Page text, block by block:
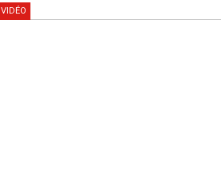
VIDÉO